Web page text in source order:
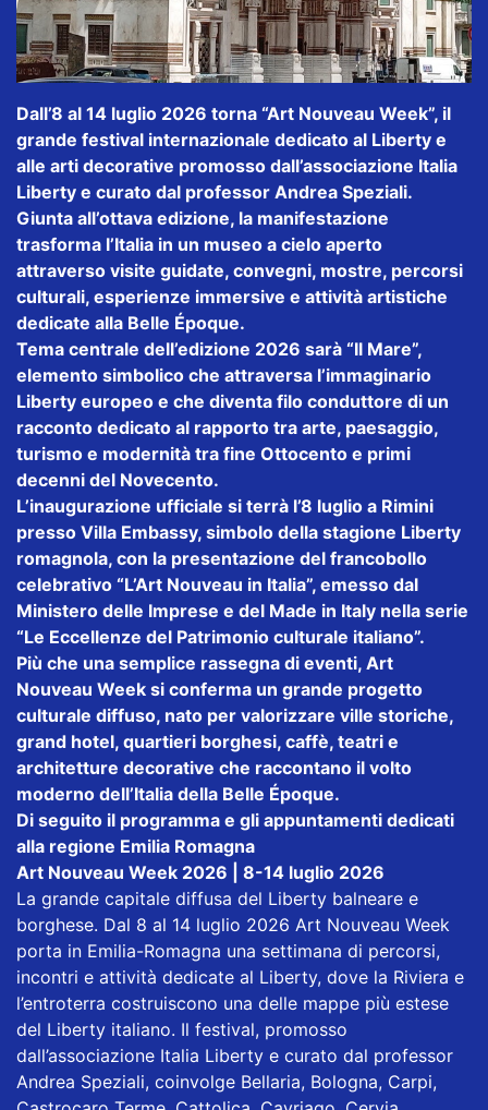
Dall’8 al 14 luglio 2026 torna “Art Nouveau Week”, il
grande festival internazionale dedicato al Liberty e
alle arti decorative promosso dall’associazione Italia
Liberty e curato dal professor Andrea Speziali.
Giunta all’ottava edizione, la manifestazione
trasforma l’Italia in un museo a cielo aperto
attraverso visite guidate, convegni, mostre, percorsi
culturali, esperienze immersive e attività artistiche
dedicate alla Belle Époque.
Tema centrale dell’edizione 2026 sarà “Il Mare”,
elemento simbolico che attraversa l’immaginario
Liberty europeo e che diventa filo conduttore di un
racconto dedicato al rapporto tra arte, paesaggio,
turismo e modernità tra fine Ottocento e primi
decenni del Novecento.
L’inaugurazione ufficiale si terrà l’8 luglio a Rimini
presso Villa Embassy, simbolo della stagione Liberty
romagnola, con la presentazione del francobollo
celebrativo “L’Art Nouveau in Italia”, emesso dal
Ministero delle Imprese e del Made in Italy nella serie
“Le Eccellenze del Patrimonio culturale italiano”.
Più che una semplice rassegna di eventi, Art
Nouveau Week si conferma un grande progetto
culturale diffuso, nato per valorizzare ville storiche,
grand hotel, quartieri borghesi, caffè, teatri e
architetture decorative che raccontano il volto
moderno dell’Italia della Belle Époque.
Di seguito il programma e gli appuntamenti dedicati
alla regione Emilia Romagna
Art Nouveau Week 2026 | 8-14 luglio 2026
La grande capitale diffusa del Liberty balneare e
borghese. Dal 8 al 14 luglio 2026 Art Nouveau Week
porta in Emilia-Romagna una settimana di percorsi,
incontri e attività dedicate al Liberty, dove la Riviera e
l’entroterra costruiscono una delle mappe più estese
del Liberty italiano. Il festival, promosso
dall’associazione Italia Liberty e curato dal professor
Andrea Speziali, coinvolge Bellaria, Bologna, Carpi,